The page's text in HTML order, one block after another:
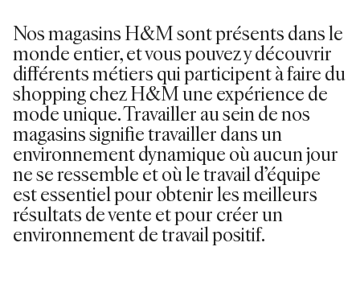
Nos magasins H&M sont présents dans le
monde entier, et vous pouvez y découvrir
différents métiers qui participent à faire du
shopping chez H&M une expérience de
mode unique. Travailler au sein de nos
magasins signifie travailler dans un
environnement dynamique où aucun jour
ne se ressemble et où le travail d’équipe
est essentiel pour obtenir les meilleurs
résultats de vente et pour créer un
environnement de travail positif.